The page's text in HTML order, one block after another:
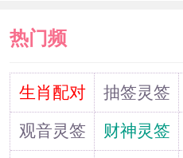
解释。在音乐中，1
就是能够多多发财
好的。
热门频
道生肖配对 抽签灵签
观音灵签
财神灵签